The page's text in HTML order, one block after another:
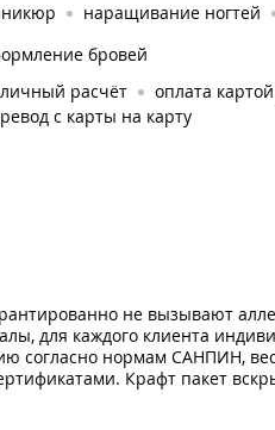
наращивание ногтей
бровей
расчёт оплата
с карты на карту
не вызывают
для каждого клиента
согласно нормам САНПИН,
Крафт пакет